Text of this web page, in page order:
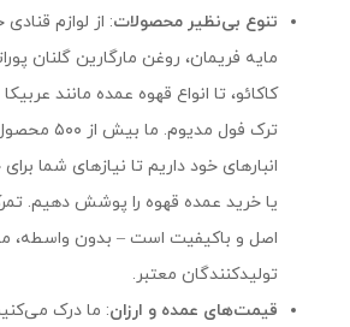
تنوع بی‌نظیر محصولات: از لوازم
مایه فریمان، روغن مارگارین گلنان
کاکائو، تا انواع قهوه عمده مانند
ترک فول
انبارهای خود داریم تا نیازهای شما
یا خرید عمده قهوه را پوشش دهیم.
اصل و باکیفیت است – بدون واسطه،
تولیدکنندگان معتبر.
قیمت‌های عمده و ارزان: ما درک